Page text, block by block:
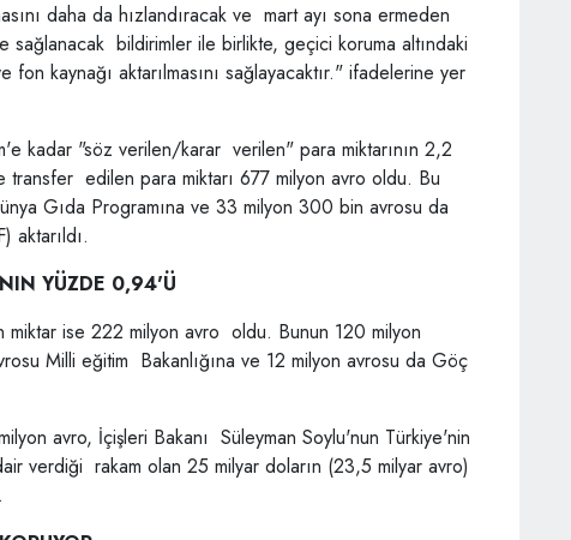
daha da hızlandıracak ve mart ayı sona ermeden
sağlanacak bildirimler ile birlikte, geçici koruma altındaki
kaynağı aktarılmasını sağlayacaktır." ifadelerine yer
kadar "söz verilen/karar verilen" para miktarının 2,2
edilen para miktarı 677 milyon avro oldu. Bu
Gıda Programına ve 33 milyon 300 bin avrosu da
aktarıldı.
YÜZDE 0,94'Ü
miktar ise 222 milyon avro oldu. Bunun 120 milyon
Milli eğitim Bakanlığına ve 12 milyon avrosu da Göç
avro, İçişleri Bakanı Süleyman Soylu'nun Türkiye'nin
verdiği rakam olan 25 milyar doların (23,5 milyar avro)